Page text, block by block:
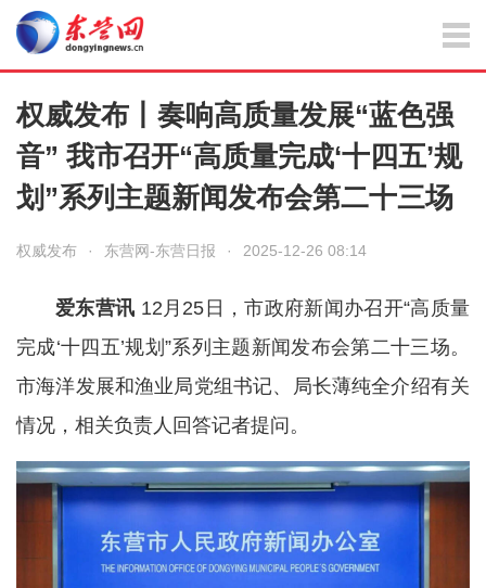
权威发布丨奏响高质量发展“蓝色强
音” 我市召开“高质量完成‘十四五’规
划”系列主题新闻发布会第二十三场
权威发布 · 东营网-东营日报 · 2025-12-26 08:14
爱东营讯 12月25日，市政府新闻办召开“高质量
完成‘十四五’规划”系列主题新闻发布会第二十三场。
市海洋发展和渔业局党组书记、局长薄纯全介绍有关
情况，相关负责人回答记者提问。